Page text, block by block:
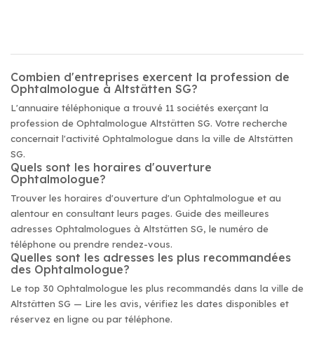
Combien d'entreprises exercent la profession de
Ophtalmologue à Altstätten SG?
L'annuaire téléphonique a trouvé 11 sociétés exerçant la
profession de Ophtalmologue Altstätten SG. Votre recherche
concernait l'activité Ophtalmologue dans la ville de Altstätten
SG.
Quels sont les horaires d'ouverture
Ophtalmologue?
Trouver les horaires d'ouverture d'un Ophtalmologue et au
alentour en consultant leurs pages. Guide des meilleures
adresses Ophtalmologues à Altstätten SG, le numéro de
téléphone ou prendre rendez-vous.
Quelles sont les adresses les plus recommandées
des Ophtalmologue?
Le top 30 Ophtalmologue les plus recommandés dans la ville de
Altstätten SG — Lire les avis, vérifiez les dates disponibles et
réservez en ligne ou par téléphone.